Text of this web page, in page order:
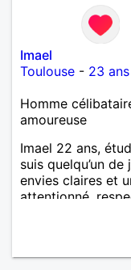
Imael
Toulouse - 23 ans
Homme
amoureuse
Imael 22 ans,
suis quelqu’un
envies claires et
attentionné,
écouter. J’aime
moments
vrai sens de
suis attiré par les